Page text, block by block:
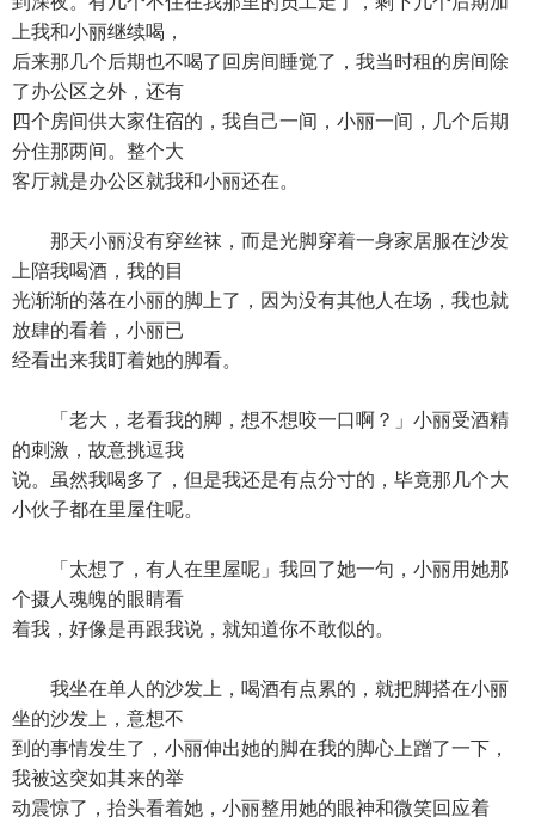
上我和小丽继续喝，
后来那几个后期也不喝了回房间睡觉了，我当时租的房间除
了办公区之外，还有
四个房间供大家住宿的，我自己一间，小丽一间，几个后期
分住那两间。整个大
客厅就是办公区就我和小丽还在。
那天小丽没有穿丝袜，而是光脚穿着一身家居服在沙发
上陪我喝酒，我的目
光渐渐的落在小丽的脚上了，因为没有其他人在场，我也就
放肆的看着，小丽已
经看出来我盯着她的脚看。
「老大，老看我的脚，想不想咬一口啊？」小丽受酒精
的刺激，故意挑逗我
说。虽然我喝多了，但是我还是有点分寸的，毕竟那几个大
小伙子都在里屋住呢。
「太想了，有人在里屋呢」我回了她一句，小丽用她那
个摄人魂魄的眼睛看
着我，好像是再跟我说，就知道你不敢似的。
我坐在单人的沙发上，喝酒有点累的，就把脚搭在小丽
坐的沙发上，意想不
到的事情发生了，小丽伸出她的脚在我的脚心上蹭了一下，
我被这突如其来的举
动震惊了，抬头看着她，小丽整用她的眼神和微笑回应着